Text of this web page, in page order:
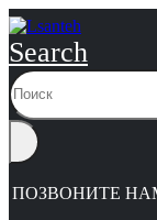
Search
ПОЗВОНИТЕ